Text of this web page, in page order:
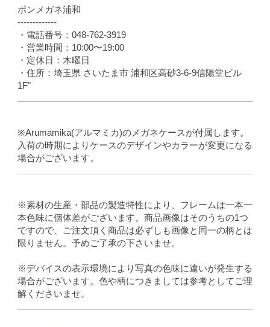
ポンメガネ浦和
-------------
・電話番号：048-762-3919
・営業時間：10:00〜19:00
・定休日：木曜日
・住所：埼玉県 さいたま市 浦和区高砂3-6-9信陽堂ビル
1F"
※Arumamika(アルマミカ)のメガネケースが付属します。
入荷の時期によりケースのデザインやカラーが変更になる
場合がございます。
※素材の生産・部品の製造特性により、フレームは一本一
本色味に個体差がございます。商品画像はそのうちの1つ
ですので、ご注文頂く商品は必ずしも画像と同一の柄とは
限りません。予めご了承の下さいませ。
※デバイスの表示環境により写真の色味に違いが発生する
場合がございます。色や柄につきましては参考としてご理
解くださいませ。